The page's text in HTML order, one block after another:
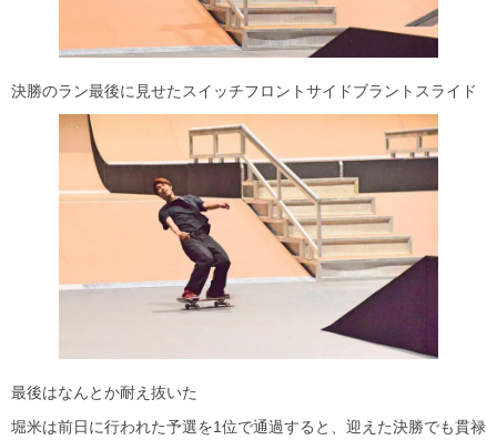
決勝のラン最後に見せたスイッチフロントサイドブラントスライド
最後はなんとか耐え抜いた
堀米は前日に行われた予選を1位で通過すると、迎えた決勝でも貫禄